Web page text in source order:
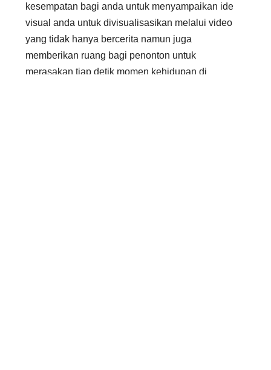
kesempatan bagi anda untuk menyampaikan ide
visual anda untuk divisualisasikan melalui video
yang tidak hanya bercerita namun juga
memberikan ruang bagi penonton untuk
merasakan tiap detik momen kehidupan di